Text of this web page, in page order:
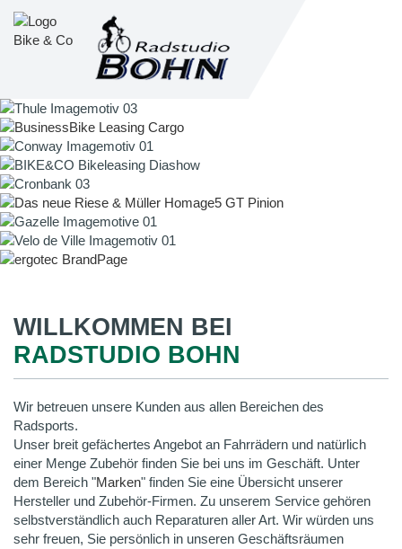
WILLKOMMEN BEI
RADSTUDIO BOHN
Wir betreuen unsere Kunden aus allen Bereichen des
Radsports.
Unser breit gefächertes Angebot an Fahrrädern und natürlich
einer Menge Zubehör finden Sie bei uns im Geschäft. Unter
dem Bereich "Marken" finden Sie eine Übersicht unserer
Hersteller und Zubehör-Firmen. Zu unserem Service gehören
selbstverständlich auch Reparaturen aller Art. Wir würden uns
sehr freuen, Sie persönlich in unseren Geschäftsräumen